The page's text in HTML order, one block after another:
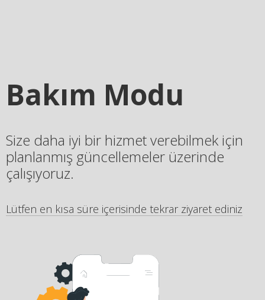
Bakım Modu
Size daha iyi bir hizmet verebilmek için
planlanmış güncellemeler üzerinde
çalışıyoruz.
Lütfen en kısa süre içerisinde tekrar ziyaret ediniz